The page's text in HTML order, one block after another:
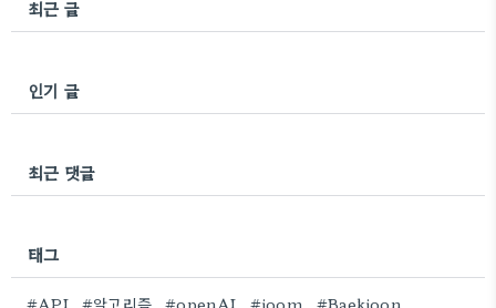
최근 글
인기 글
최근 댓글
태그
#API #알고리즘 #openAI #joom #Baekjoon